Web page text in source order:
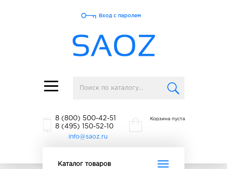
Toggle
navigation
Вход с паролем
8 (800) 500-42-51
8 (495) 150-52-10
info@saoz.ru
Корзина пуста
Toggle
Каталог товаров